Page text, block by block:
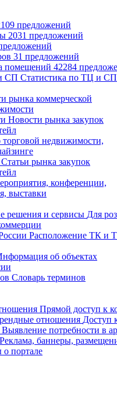
предложений
2031 предложений
31 предложений
помещений 42284
СП Статистика по ТЦ и СП
рынка коммерческой
Новости рынка закупок
торговой недвижимости,
Статьи рынка закупок
конференции,
выставки
решения и сервисы Для
Расположение ТК и
об объектах
Словарь терминов
Прямой доступ к
отношения Доступ
Выявление потребности в
Реклама, баннеры,
портале